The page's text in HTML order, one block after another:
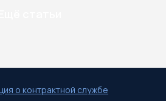
о контрактной службе